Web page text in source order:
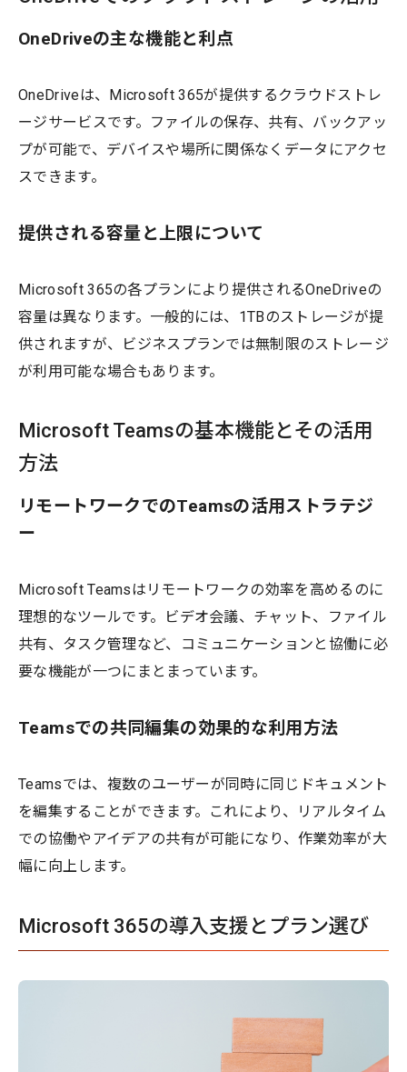
OneDriveの主な機能と利点
OneDriveは、Microsoft 365が提供するクラウドストレ
ージサービスです。ファイルの保存、共有、バックアッ
プが可能で、デバイスや場所に関係なくデータにアクセ
スできます。
提供される容量と上限について
Microsoft 365の各プランにより提供されるOneDriveの
容量は異なります。一般的には、1TBのストレージが提
供されますが、ビジネスプランでは無制限のストレージ
が利用可能な場合もあります。
Microsoft Teamsの基本機能とその活用
方法
リモートワークでのTeamsの活用ストラテジ
ー
Microsoft Teamsはリモートワークの効率を高めるのに
理想的なツールです。ビデオ会議、チャット、ファイル
共有、タスク管理など、コミュニケーションと協働に必
要な機能が一つにまとまっています。
Teamsでの共同編集の効果的な利用方法
Teamsでは、複数のユーザーが同時に同じドキュメント
を編集することができます。これにより、リアルタイム
での協働やアイデアの共有が可能になり、作業効率が大
幅に向上します。
Microsoft 365の導入支援とプラン選び